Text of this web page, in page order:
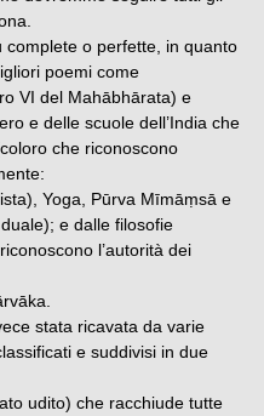
complete o perfette, in quanto
poemi come
VI del Mahābhārata) e
e delle scuole dell’India che
che riconoscono
Yoga, Pūrva Mīmāṃsā e
e dalle filosofie
l’autorità dei
stata ricavata da varie
e suddivisi in due
udito) che racchiude tutte